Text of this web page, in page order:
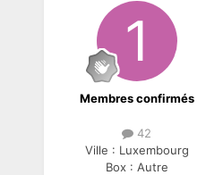
Membres confirmés
42
Ville : Luxembourg
Box : Autre